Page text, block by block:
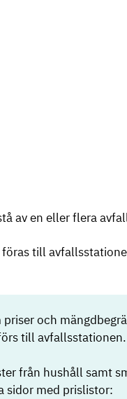
av en eller flera
till
och
till
från hushåll samt
sidor med prislistor: